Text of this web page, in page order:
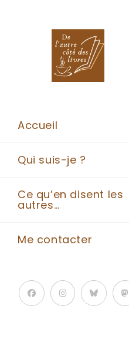
Accueil
Qui suis-je ?
Ce qu’en disent les
autres…
Me contacter